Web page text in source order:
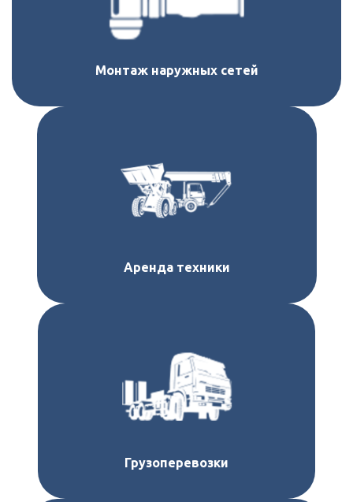
Монтаж наружных сетей
Аренда техники
Грузоперевозки